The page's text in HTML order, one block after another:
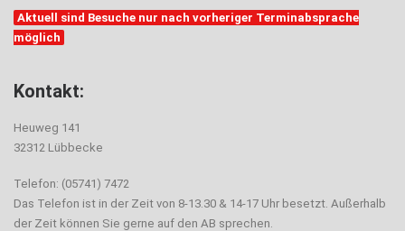
Aktuell sind Besuche nur nach vorheriger Terminabsprache
möglich
Kontakt:
Heuweg 141
32312 Lübbecke
Telefon: (05741) 7472
Das Telefon ist in der Zeit von 8-13.30 & 14-17 Uhr besetzt. Außerhalb
der Zeit können Sie gerne auf den AB sprechen.